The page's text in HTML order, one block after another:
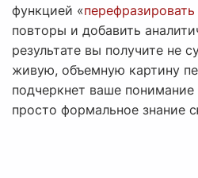
функцией «перефразировать
повторы и добавить
результате вы получите не
живую, объемную картину
подчеркнет ваше понимание
просто формальное знание